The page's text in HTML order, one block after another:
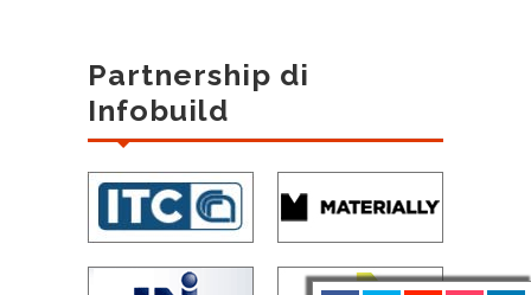
Partnership di
Infobuild